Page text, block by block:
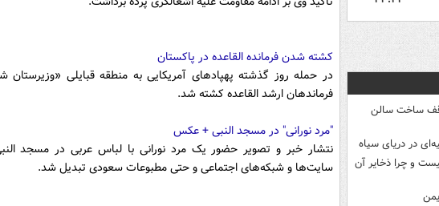
ساخت سالن
در دریای سیاه
و چرا ذخایر آن
کشته شدن فرمانده القاعده در پاکستان
در حمله روز گذشته پهپاد‌های آمریکایی به منطقه قبایلی «وزیرستان
فرماندهان ارشد القاعده کشته شد.
"مرد نورانی" در مسجد النبی + عکس
نتشار خبر و تصویر حضور یک مرد نورانی با لباس عربی در مسجد
سایت‌ها و شبکه‌های اجتماعی و حتی مطبوعات سعودی تبدیل شد.